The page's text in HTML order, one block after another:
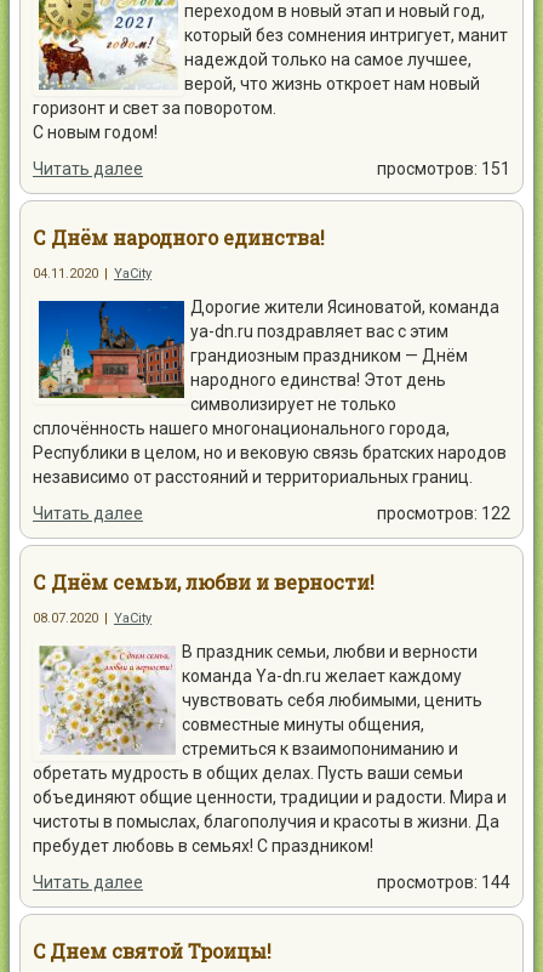
переходом в новый этап и новый год,
который без сомнения интригует, манит
надеждой только на самое лучшее,
верой, что жизнь откроет нам новый
горизонт и свет за поворотом.
С новым годом!
Читать далее
просмотров: 151
С Днём народного единства!
04.11.2020 | YaCity
Дорогие жители Ясиноватой, команда
ya-dn.ru поздравляет вас с этим
грандиозным праздником — Днём
народного единства! Этот день
символизирует не только
сплочённость нашего многонационального города,
Республики в целом, но и вековую связь братских народов
независимо от расстояний и территориальных границ.
Читать далее
просмотров: 122
С Днём семьи, любви и верности!
08.07.2020 | YaCity
В праздник семьи, любви и верности
команда Ya-dn.ru желает каждому
чувствовать себя любимыми, ценить
совместные минуты общения,
стремиться к взаимопониманию и
обретать мудрость в общих делах. Пусть ваши семьи
объединяют общие ценности, традиции и радости. Мира и
чистоты в помыслах, благополучия и красоты в жизни. Да
пребудет любовь в семьях! С праздником!
Читать далее
просмотров: 144
C Днем святой Троицы!